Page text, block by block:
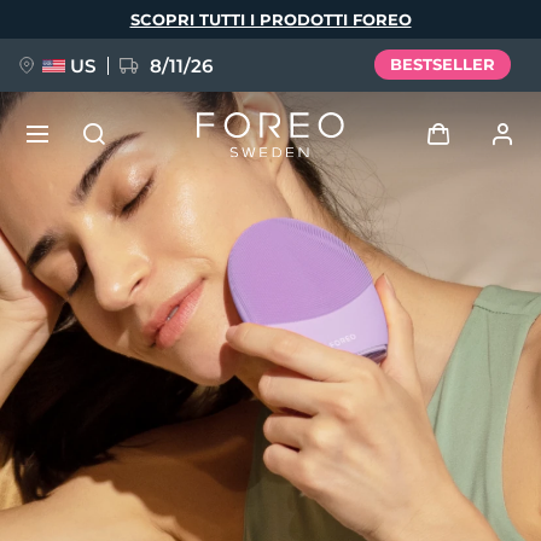
SCOPRI TUTTI I PRODOTTI FOREO
US 8/11/26 BESTSELLER
Profilo utente
I miei dispositivi
I miei ordini
I miei indirizzi
I miei abbonamenti
NUOVO
FAQ™ Pure Beauty-Tech Elixir
BREAKING NEWS
issa™ Teeth Whitening Set
Lingua
English Deutsch
Español
Français
Italiano
Português
Svenska
Русский
Türkçe
简体中文 繁體中文